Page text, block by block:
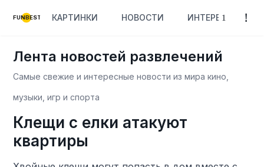
FUNBEST КАРТИНКИ НОВОСТИ ИНТЕРЕСНОЕ
Лента новостей развлечений
Самые свежие и интересные новости из мира кино,
музыки, игр и спорта
Клещи с елки атакуют
квартиры